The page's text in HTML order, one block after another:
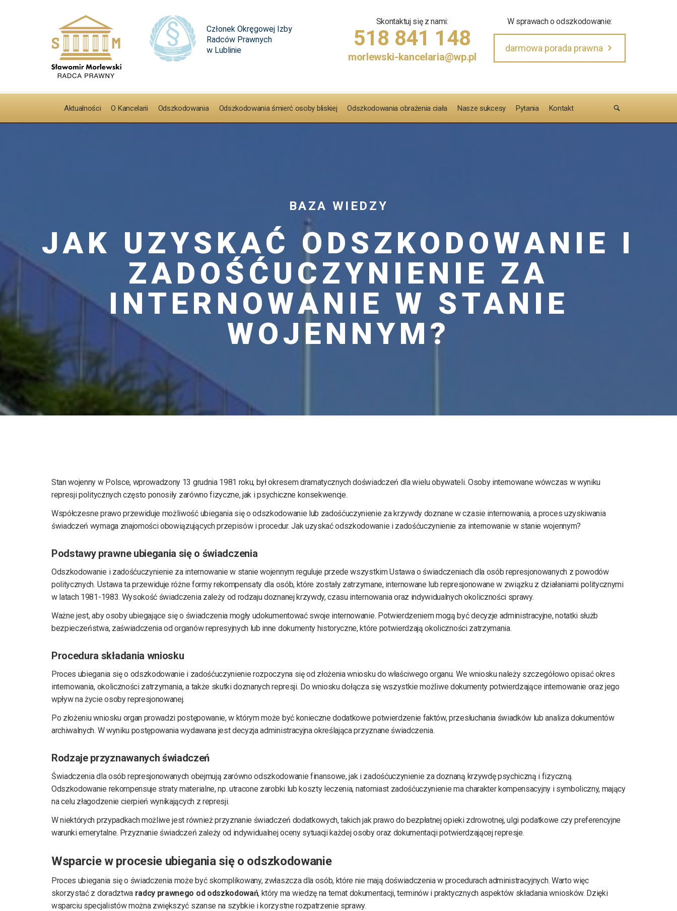
Skontaktuj się z nami:
518 841 148
morlewski-kancelaria@wp.pl
W sprawach o odszkodowanie:
darmowa porada prawna
Aktualności O Kancelarii Odszkodowania Odszkodowania śmierć osoby bliskiej Odszkodowania obrażenia ciała Nasze sukcesy Pytania Kontakt
BAZA WIEDZY
JAK UZYSKAĆ ODSZKODOWANIE I
ZADOŚĆUCZYNIENIE ZA
INTERNOWANIE W STANIE
WOJENNYM?
Stan wojenny w Polsce, wprowadzony 13 grudnia 1981 roku, był okresem dramatycznych doświadczeń dla wielu obywateli. Osoby internowane wówczas w wyniku
represji politycznych często ponosiły zarówno fizyczne, jak i psychiczne konsekwencje.
Współczesne prawo przewiduje możliwość ubiegania się o odszkodowanie lub zadośćuczynienie za krzywdy doznane w czasie internowania, a proces uzyskiwania
świadczeń wymaga znajomości obowiązujących przepisów i procedur. Jak uzyskać odszkodowanie i zadośćuczynienie za internowanie w stanie wojennym?
Podstawy prawne ubiegania się o świadczenia
Odszkodowanie i zadośćuczynienie za internowanie w stanie wojennym reguluje przede wszystkim Ustawa o świadczeniach dla osób represjonowanych z powodów
politycznych. Ustawa ta przewiduje różne formy rekompensaty dla osób, które zostały zatrzymane, internowane lub represjonowane w związku z działaniami politycznymi
w latach 1981-1983. Wysokość świadczenia zależy od rodzaju doznanej krzywdy, czasu internowania oraz indywidualnych okoliczności sprawy.
Ważne jest, aby osoby ubiegające się o świadczenia mogły udokumentować swoje internowanie. Potwierdzeniem mogą być decyzje administracyjne, notatki służb
bezpieczeństwa, zaświadczenia od organów represyjnych lub inne dokumenty historyczne, które potwierdzają okoliczności zatrzymania.
Procedura składania wniosku
Proces ubiegania się o odszkodowanie i zadośćuczynienie rozpoczyna się od złożenia wniosku do właściwego organu. We wniosku należy szczegółowo opisać okres
internowania, okoliczności zatrzymania, a także skutki doznanych represji. Do wniosku dołącza się wszystkie możliwe dokumenty potwierdzające internowanie oraz jego
wpływ na życie osoby represjonowanej.
Po złożeniu wniosku organ prowadzi postępowanie, w którym może być konieczne dodatkowe potwierdzenie faktów, przesłuchania świadków lub analiza dokumentów
archiwalnych. W wyniku postępowania wydawana jest decyzja administracyjna określająca przyznane świadczenia.
Rodzaje przyznawanych świadczeń
Świadczenia dla osób represjonowanych obejmują zarówno odszkodowanie finansowe, jak i zadośćuczynienie za doznaną krzywdę psychiczną i fizyczną.
Odszkodowanie rekompensuje straty materialne, np. utracone zarobki lub koszty leczenia, natomiast zadośćuczynienie ma charakter kompensacyjny i symboliczny, mający
na celu złagodzenie cierpień wynikających z represji.
W niektórych przypadkach możliwe jest również przyznanie świadczeń dodatkowych, takich jak prawo do bezpłatnej opieki zdrowotnej, ulgi podatkowe czy preferencyjne
warunki emerytalne. Przyznanie świadczeń zależy od indywidualnej oceny sytuacji każdej osoby oraz dokumentacji potwierdzającej represje.
Wsparcie w procesie ubiegania się o odszkodowanie
Proces ubiegania się o świadczenia może być skomplikowany, zwłaszcza dla osób, które nie mają doświadczenia w procedurach administracyjnych. Warto więc
skorzystać z doradztwa radcy prawnego od odszkodowań, który ma wiedzę na temat dokumentacji, terminów i praktycznych aspektów składania wniosków. Dzięki
wsparciu specjalistów można zwiększyć szanse na szybkie i korzystne rozpatrzenie sprawy.